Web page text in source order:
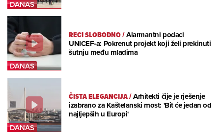
RECI SLOBODNO/Alarmantni podaci
UNICEF-a: Pokrenut projekt koji želi prekinuti
šutnju među mladima
ČISTA ELEGANCIJA/Arhitekti čije je rješenje
izabrano za Kaštelanski most: 'Bit će jedan od
najljepših u Europi'